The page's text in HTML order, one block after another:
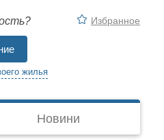
жилья
Избранное
Новини